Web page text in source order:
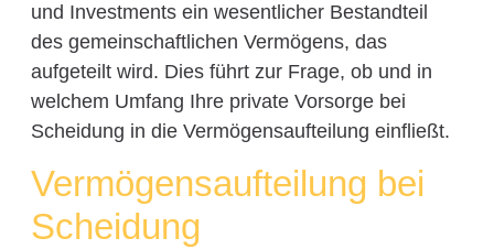
und Investments ein wesentlicher Bestandteil
des gemeinschaftlichen Vermögens, das
aufgeteilt wird. Dies führt zur Frage, ob und in
welchem Umfang Ihre private Vorsorge bei
Scheidung in die Vermögensaufteilung einfließt.
Vermögensaufteilung bei
Scheidung